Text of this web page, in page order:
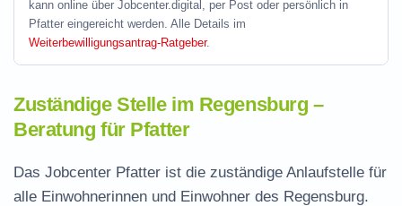
kann online über Jobcenter.digital, per Post oder persönlich in
Pfatter eingereicht werden. Alle Details im
Weiterbewilligungsantrag-Ratgeber.
Zuständige Stelle im Regensburg –
Beratung für Pfatter
Das Jobcenter Pfatter ist die zuständige Anlaufstelle für
alle Einwohnerinnen und Einwohner des Regensburg.